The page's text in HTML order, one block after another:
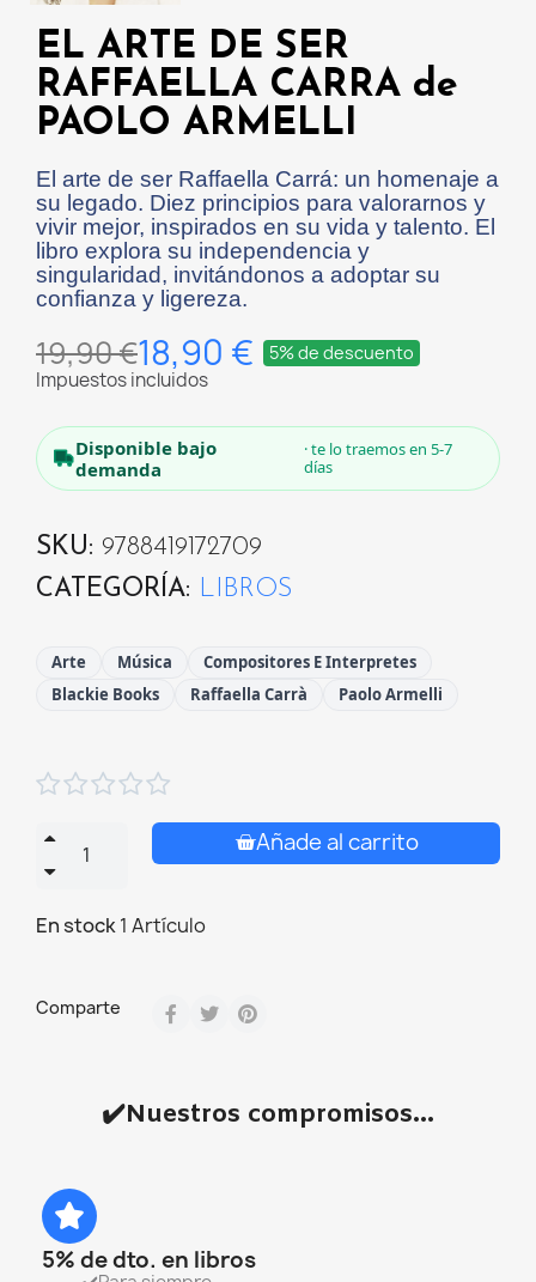
EL ARTE DE SER
RAFFAELLA CARRA de
PAOLO ARMELLI
El arte de ser Raffaella Carrá: un homenaje a
su legado. Diez principios para valorarnos y
vivir mejor, inspirados en su vida y talento. El
libro explora su independencia y
singularidad, invitándonos a adoptar su
confianza y ligereza.
19,90 €18,90 € 5% de descuento
Impuestos incluidos
Disponible bajo
demanda
· te lo traemos en 5-7
días
SKU
9788419172709
CATEGORÍA
LIBROS
Arte Música
Compositores E Interpretes
Blackie Books
Raffaella Carrà Paolo Armelli

Añade al carrito
En stock1 Artículo
Comparte
✔️Nuestros compromisos...
5% de dto. en libros